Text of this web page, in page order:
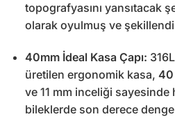
topografyasını yansıtacak
olarak oyulmuş ve
40mm İdeal Kasa Çapı:
üretilen ergonomik kasa, 40
ve 11 mm inceliği sayesinde
bileklerde son derece